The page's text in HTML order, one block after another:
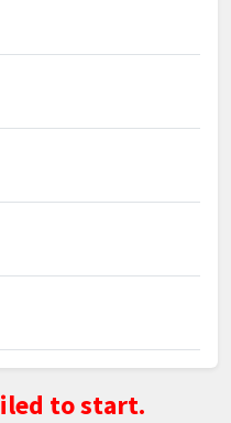
to start.